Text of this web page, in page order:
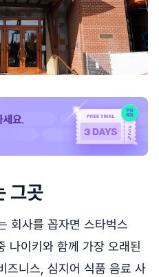
그곳
회사를 꼽자면 스타벅스
이키와 함께 가장 오래된
즈니스, 심지어 식품 음료 사